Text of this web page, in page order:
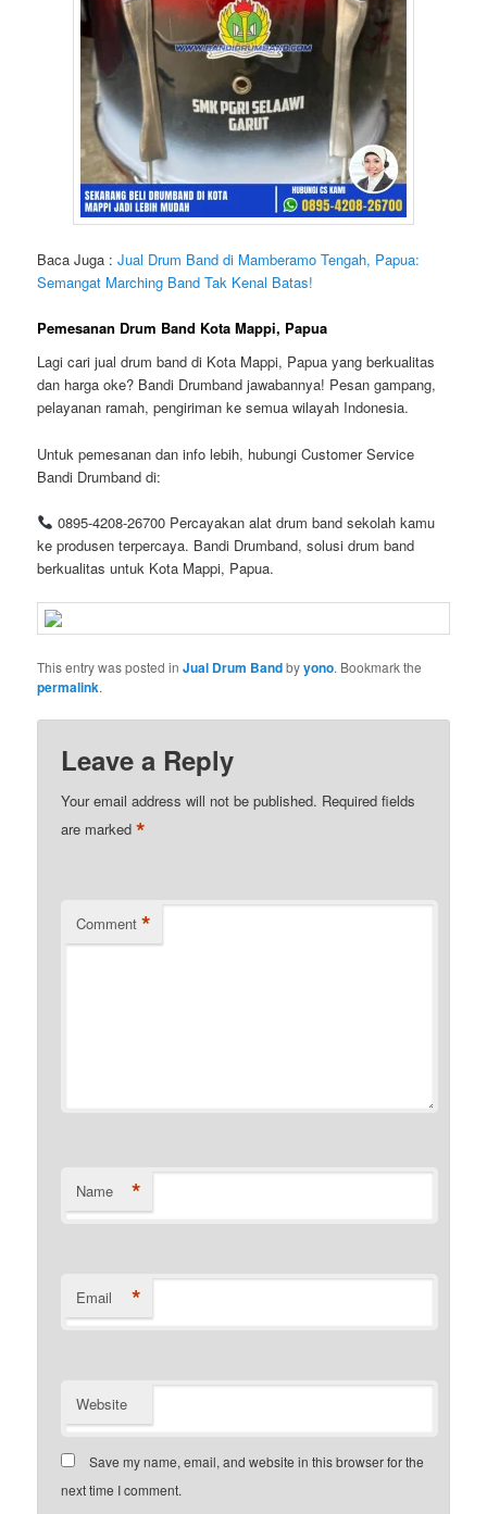
Baca Juga :Jual Drum Band di Mamberamo Tengah, Papua:
Semangat Marching Band Tak Kenal Batas!
Pemesanan Drum Band Kota Mappi, Papua
Lagi carijual drum band di Kota Mappi, Papua yang berkualitas
dan harga oke? Bandi Drumband jawabannya! Pesan gampang,
pelayanan ramah, pengiriman ke semua wilayah Indonesia.
Untuk pemesanan dan info lebih, hubungiCustomer Service
Bandi Drumband di:
0895-4208-26700Percayakan alat drum band sekolah kamu
ke produsen terpercaya. Bandi Drumband, solusi drum band
berkualitas untuk Kota Mappi, Papua.
This entry was posted inJual Drum Bandbyyono. Bookmark the
permalink.
Leave a Reply
Your email address will not be published. Required fields
are marked*
Comment *
Name *
Email *
Website
Save my name, email, and website in this browser for the
next time I comment.